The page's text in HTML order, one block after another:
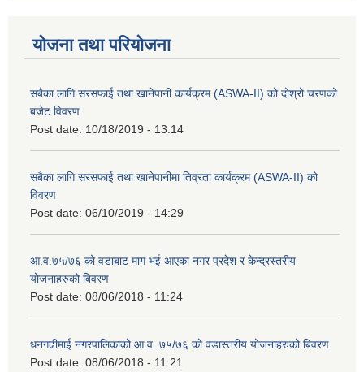
योजना तथा परियोजना
सबैका लागि सरसफाई तथा खानेपानी कार्यक्रम (ASWA-II) को दोश्रो चरणको
बजेट विवरण
Post date: 10/18/2019 - 13:14
सबैका लागि सरसफाई तथा खानेपानीमा तिव्रता कार्यक्रम (ASWA-II) को
विवरण
Post date: 06/10/2019 - 14:29
आ.व.७५/७६ को वडाबाट माग भई आएका नगर प्रदेश र केन्द्रस्तरीय
योजनाहरुको बिवरण
Post date: 08/06/2018 - 11:24
धनगढीमाई नगरपालिकाको आ.व. ७५/७६ को वडास्तरीय योजनाहरुको बिवरण
Post date: 08/06/2018 - 11:21